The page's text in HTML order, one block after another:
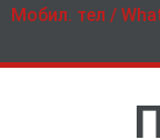
Мобил. тел /